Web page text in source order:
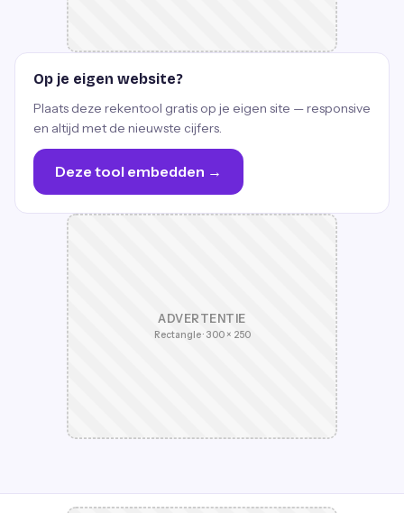
Op je eigen website?
Plaats deze rekentool gratis op je eigen site — responsive
en altijd met de nieuwste cijfers.
Deze tool embedden →
ADVERTENTIE
Rectangle · 300 × 250